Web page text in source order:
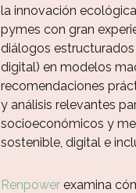
la innovación
pymes con gran
diálogos
digital) en modelos
recomendaciones
y análisis relevantes
socioeconómicos y
sostenible, digital e
Renpower examina